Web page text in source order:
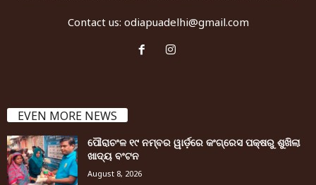
Contact us: odiapuadelhi@gmail.com
EVEN MORE NEWS
ପୌରାଚଂଳ ୧୯ ନମ୍ବର ୱାର୍ଡ଼ରେ କଂଗ୍ରେସ ପକ୍ଷରୁ ଶୁଖିଲା
ଖାଦ୍ୟ ବଂଟନ
August 8, 2026